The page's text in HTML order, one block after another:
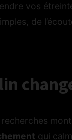
vos
de
qui